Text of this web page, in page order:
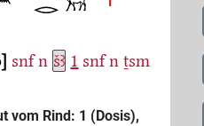
snf n šꜣ 1 snf n ṯsm
vom Rind: 1 (Dosis),